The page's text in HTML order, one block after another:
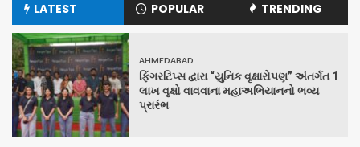
LATEST POPULAR TRENDING
AHMEDABAD
ફિંગરટિપ્સ દ્વારા “યુનિક વૃક્ષારોપણ” અંતર્ગત 1
લાખ વૃક્ષો વાવવાના મહાઅભિયાનનો ભવ્ય
પ્રારંભ